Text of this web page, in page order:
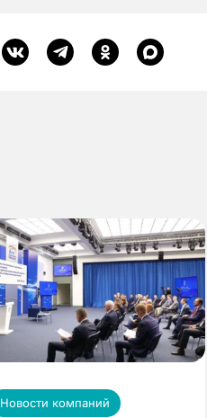
Новости компаний